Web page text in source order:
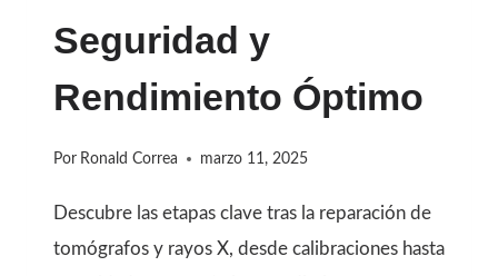
Seguridad y
Rendimiento Óptimo
Por Ronald Correa marzo 11, 2025
Descubre las etapas clave tras la reparación de
tomógrafos y rayos X, desde calibraciones hasta